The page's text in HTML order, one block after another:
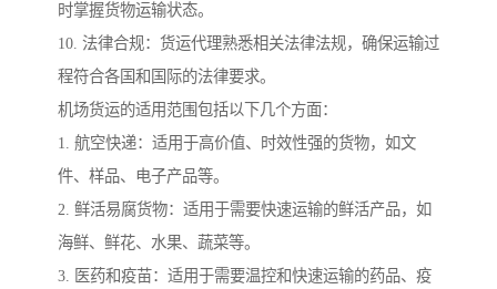
时掌握货物运输状态。
10. 法律合规：货运代理熟悉相关法律法规，确保运输过
程符合各国和国际的法律要求。
机场货运的适用范围包括以下几个方面：
1. 航空快递：适用于高价值、时效性强的货物，如文
件、样品、电子产品等。
2. 鲜活易腐货物：适用于需要快速运输的鲜活产品，如
海鲜、鲜花、水果、蔬菜等。
3. 医药和疫苗：适用于需要温控和快速运输的药品、疫